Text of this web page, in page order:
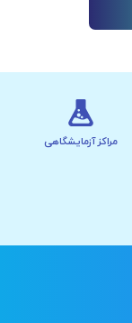
مراکز آزمایشگاهی